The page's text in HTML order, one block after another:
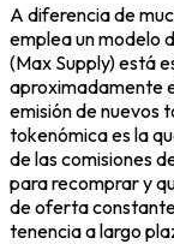
A diferencia de
emplea un modelo
(Max Supply) está
aproximadamente
emisión de nuevos
tokenómica es la
de las comisiones
para recomprar y
de oferta
tenencia a largo